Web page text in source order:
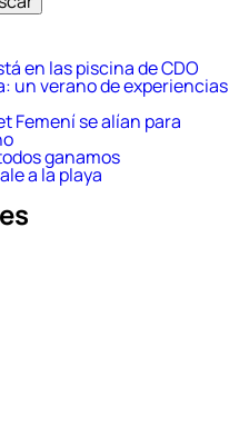
en las piscina de CDO
un verano de experiencias
Femení se alían para
ganamos
a la playa